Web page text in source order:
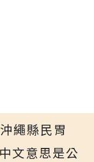
繩縣民胃
文意思是公